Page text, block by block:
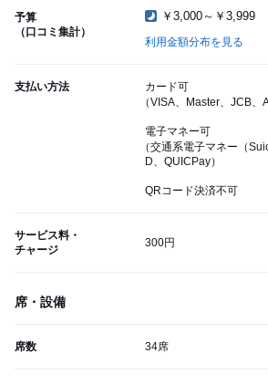
予算
（口コミ集計）
￥3,000～￥3,999
利用金額分布を見る
支払い方法
カード可
（VISA、Master、JCB、
電子マネー可
（交通系電子マネー（
D、QUICPay）
QRコード決済不可
サービス料・
チャージ
300円
席・設備
席数 34席